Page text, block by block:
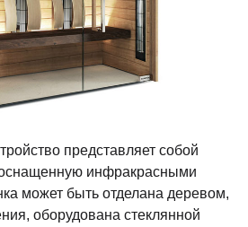
представляет собой
инфракрасными
может быть отделана деревом,
оборудована стеклянной